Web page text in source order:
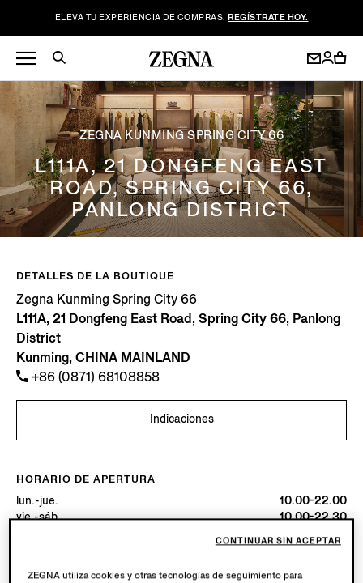
ELEVA TU EXPERIENCIA DE COMPRAS. REGÍSTRATE HOY.
ZEGNA KUNMING SPRING CITY 66
L111A, 21 DONGFENG EAST
ROAD, SPRING CITY 66,
PANLONG DISTRICT
DETALLES DE LA BOUTIQUE
Zegna Kunming Spring City 66
L111A, 21 Dongfeng East Road, Spring City 66, Panlong
District
Kunming, CHINA MAINLAND
+86 (0871) 68108858
Indicaciones
HORARIO DE APERTURA
lun.-jue.
10.00-22.00
vie.-sáb.
10.00-22.30
Abierta hasta las 22:00
ZEGNA utiliza cookies y otras tecnologías de seguimiento para
CONTINUAR SIN ACEPTAR